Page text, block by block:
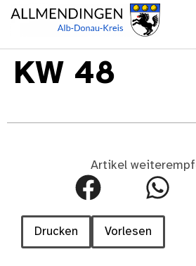
KW 48
Artikel
Drucken Vorlesen